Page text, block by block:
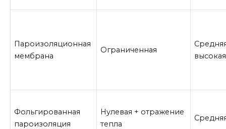
Пароизоляционная
мембрана
Ограниченная
высокая
Фольгированная
пароизоляция
Нулевая + отражение
тепла